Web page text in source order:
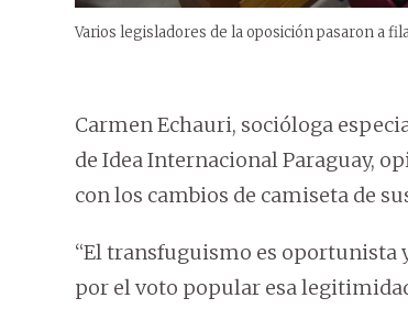
Varios legisladores de la oposición pasaron a
Carmen Echauri, socióloga
de Idea Internacional Paraguay,
con los cambios de camiseta de
“El transfuguismo es oportunista
por el voto popular esa